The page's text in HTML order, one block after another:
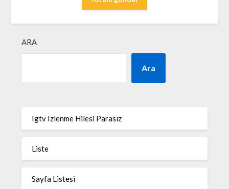
ARA
Ara
Igtv Izlenme Hilesi Parasız
Liste
Sayfa Listesi